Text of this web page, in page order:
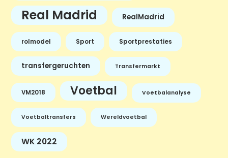
Real Madrid RealMadrid
rolmodel Sport Sportprestaties
transfergeruchten Transfermarkt
VM2018 Voetbal Voetbalanalyse
Voetbaltransfers Wereldvoetbal
WK 2022